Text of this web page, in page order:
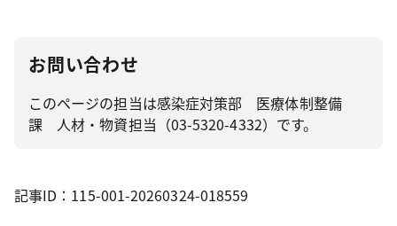
お問い合わせ
このページの担当は感染症対策部 医療体制整備
課 人材・物資担当（03-5320-4332）です。
記事ID：115-001-20260324-018559